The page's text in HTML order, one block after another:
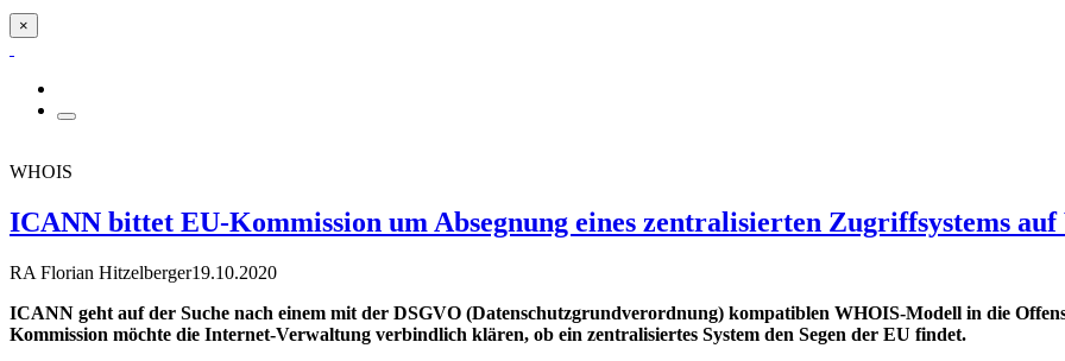
×
WHOIS
ICANN bittet EU-Kommission um Absegnung eines zentralisierten Zugriffsystems
RA Florian Hitzelberger19.10.2020
ICANN geht auf der Suche nach einem mit der DSGVO (Datenschutzgrundverordnung) kompatiblen WHOIS-Modell in die
Kommission möchte die Internet-Verwaltung verbindlich klären, ob ein zentralisiertes System den Segen der EU findet.